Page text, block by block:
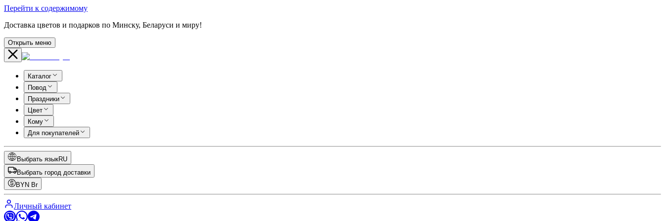
Перейти к содержимому
Доставка цветов и подарков по Минску, Беларуси и миру!
Открыть меню
Каталог
Повод
Праздники
Цвет
Кому
Для покупателей
Выбрать языкRU
Выбрать город доставки
BYN Br
Личный кабинет